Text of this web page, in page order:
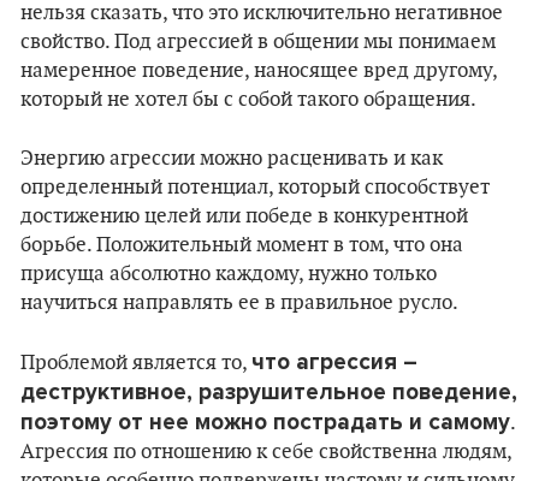
нельзя сказать, что это исключительно негативное
свойство. Под агрессией в общении мы понимаем
намеренное поведение, наносящее вред другому,
который не хотел бы с собой такого обращения.
Энергию агрессии можно расценивать и как
определенный потенциал, который способствует
достижению целей или победе в конкурентной
борьбе. Положительный момент в том, что она
присуща абсолютно каждому, нужно только
научиться направлять ее в правильное русло.
Проблемой является то, что агрессия –
деструктивное, разрушительное поведение,
поэтому от нее можно пострадать и самому.
Агрессия по отношению к себе свойственна людям,